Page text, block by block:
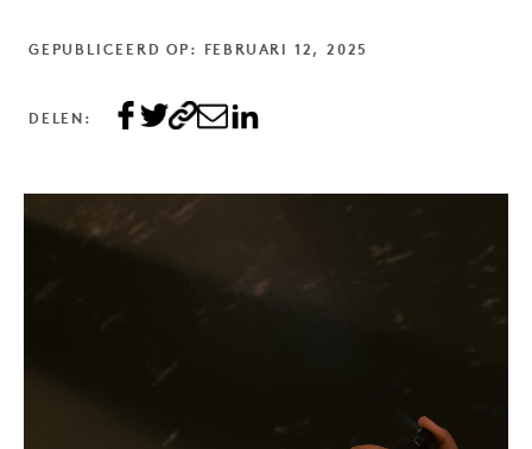
GEPUBLICEERD OP: FEBRUARI 12, 2025
DELEN: